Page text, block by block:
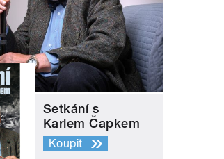
Setkání s
Karlem Čapkem
Koupit